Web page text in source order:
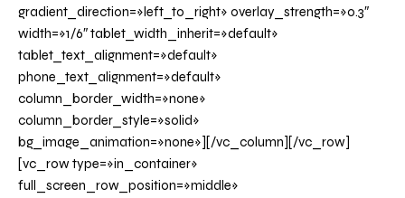
gradient_direction=»left_to_right» overlay_strength=»0.3″
width=»1/6″ tablet_width_inherit=»default»
tablet_text_alignment=»default»
phone_text_alignment=»default»
column_border_width=»none»
column_border_style=»solid»
bg_image_animation=»none»][/vc_column][/vc_row]
[vc_row type=»in_container»
full_screen_row_position=»middle»